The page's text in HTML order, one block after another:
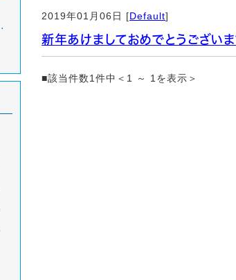
2019年01月06日 [Default]
新年あけましておめでとうございま
■該当件数1件中＜1 ～ 1を表示＞